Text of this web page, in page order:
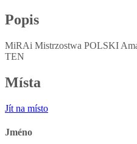
Popis
MiRAi Mistrzostwa POLSKI
TEN
Místa
Jít na místo
Jméno